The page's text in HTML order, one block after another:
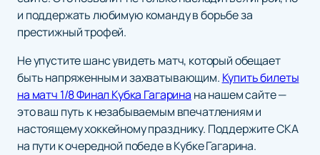
и поддержать любимую команду в борьбе за
престижный трофей.
Не упустите шанс увидеть матч, который обещает
быть напряженным и захватывающим. Купить билеты
на матч 1/8 Финал Кубка Гагарина на нашем сайте —
это ваш путь к незабываемым впечатлениям и
настоящему хоккейному празднику. Поддержите СКА
на пути к очередной победе в Кубке Гагарина.